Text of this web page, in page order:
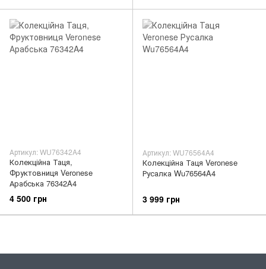
Артикул: WU76342A4
Колекційна Таця,
Фруктовниця Veronese
Арабська 76342A4
4 500 грн
Артикул: WU76564A4
Колекційна Таця Veronese
Русалка Wu76564A4
3 999 грн